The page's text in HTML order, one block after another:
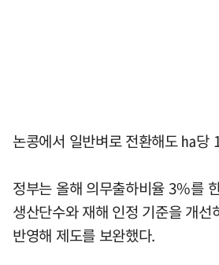
논콩에서 일반벼로 전환해도 ㏊당
정부는 올해 의무출하비율 3%를
생산단수와 재해 인정 기준을 개선
반영해 제도를 보완했다.